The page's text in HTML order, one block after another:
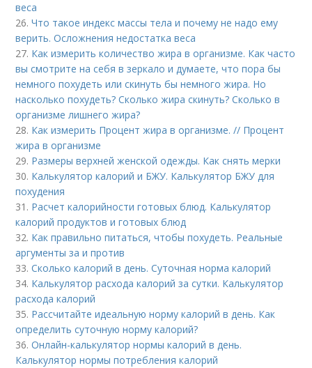
веса
26.Что такое индекс массы тела и почему не надо ему
верить. Осложнения недостатка веса
27. Как измерить количество жира в организме. Как часто
вы смотрите на себя в зеркало и думаете, что пора бы
немного похудеть или скинуть бы немного жира. Но
насколько похудеть? Сколько жира скинуть? Сколько в
организме лишнего жира?
28. Как измерить Процент жира в организме. // Процент
жира в организме
29. Размеры верхней женской одежды. Как снять мерки
30. Калькулятор калорий и БЖУ. Калькулятор БЖУ для
похудения
31. Расчет калорийности готовых блюд. Калькулятор
калорий продуктов и готовых блюд
32. Как правильно питаться, чтобы похудеть. Реальные
аргументы за и против
33.Сколько калорий в день. Суточная норма калорий
34. Калькулятор расхода калорий за сутки. Калькулятор
расхода калорий
35. Рассчитайте идеальную норму калорий в день. Как
определить суточную норму калорий?
36.Онлайн-калькулятор нормы калорий в день.
Калькулятор нормы потребления калорий